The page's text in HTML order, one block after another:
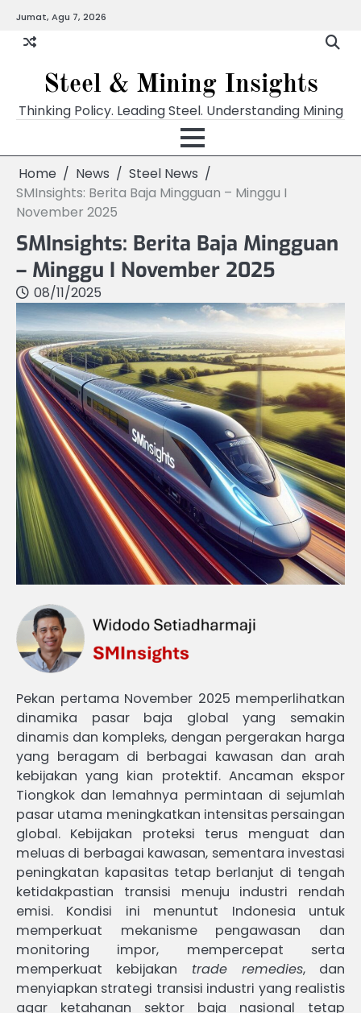
content
Jumat, Agu 7, 2026
Steel & Mining Insights
Thinking Policy. Leading Steel. Understanding Mining
Home News
Steel News
SMInsights: Berita Baja Mingguan – Minggu I
November 2025
SMInsights: Berita Baja Mingguan
– Minggu I November 2025
08/11/2025
Pekan pertama November 2025 memperlihatkan
dinamika pasar baja global yang semakin
dinamis dan kompleks, dengan pergerakan harga
yang beragam di berbagai kawasan dan arah
kebijakan yang kian protektif. Ancaman ekspor
Tiongkok dan lemahnya permintaan di sejumlah
pasar utama meningkatkan intensitas persaingan
global. Kebijakan proteksi terus menguat dan
meluas di berbagai kawasan, sementara investasi
peningkatan kapasitas tetap berlanjut di tengah
ketidakpastian transisi menuju industri rendah
emisi. Kondisi ini menuntut Indonesia untuk
memperkuat mekanisme pengawasan dan
monitoring impor, mempercepat serta
memperkuat kebijakan trade remedies, dan
menyiapkan strategi transisi industri yang realistis
agar ketahanan sektor baja nasional tetap